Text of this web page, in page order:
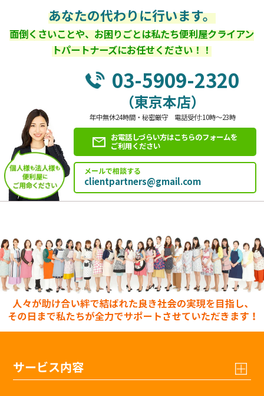
あなたの代わりに行います。
面倒くさいことや、お困りごとは私たち便利屋クライアン
トパートナーズにお任せください！！
03-5909-2320
（東京本店）
年中無休24時間・秘密厳守 電話受付:10時～23時
お電話しづらい方はこちらのフォームを
ご利用ください
メールで相談する
clientpartners@gmail.com
サービス内容